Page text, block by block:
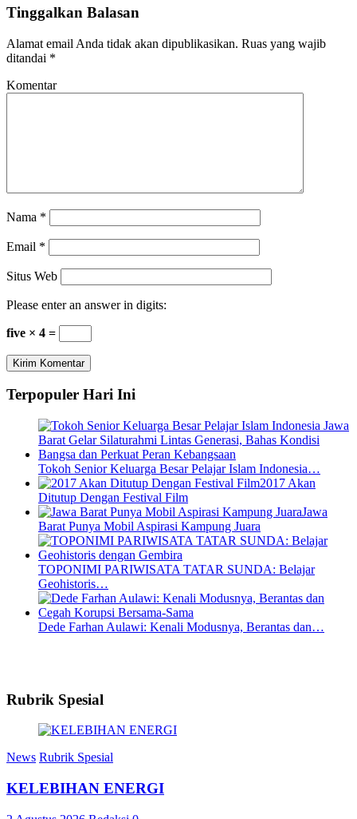
Tinggalkan Balasan
Alamat email Anda tidak akan dipublikasikan. Ruas yang wajib
ditandai *
Komentar
Nama *
Email *
Situs Web
Please enter an answer in digits:
five × 4 =
Terpopuler Hari Ini
Tokoh Senior Keluarga Besar Pelajar Islam Indonesia…
2017 Akan
Ditutup Dengan Festival Film
Jawa
Barat Punya Mobil Aspirasi Kampung Juara
TOPONIMI PARIWISATA TATAR SUNDA: Belajar
Geohistoris…
Dede Farhan Aulawi: Kenali Modusnya, Berantas dan…
Rubrik Spesial
News Rubrik Spesial
KELEBIHAN ENERGI